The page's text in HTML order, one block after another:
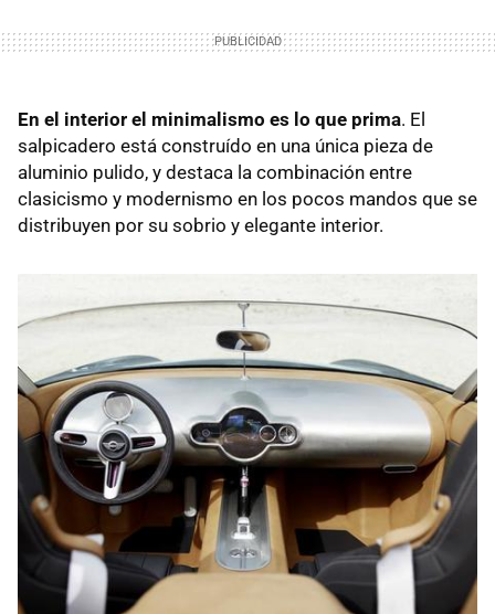
En el interior el minimalismo es lo que prima. El
salpicadero está construído en una única pieza de
aluminio pulido, y destaca la combinación entre
clasicismo y modernismo en los pocos mandos que se
distribuyen por su sobrio y elegante interior.